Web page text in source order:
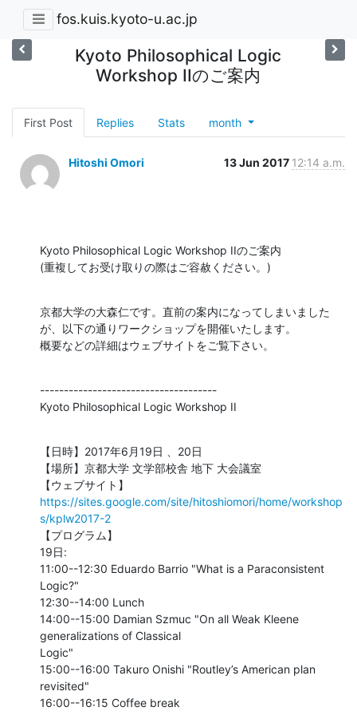
fos.kuis.kyoto-u.ac.jp
Kyoto Philosophical Logic
Workshop IIのご案内
First Post Replies Stats month
Hitoshi Omori 13 Jun 2017 12:14 a.m.
Kyoto Philosophical Logic Workshop IIのご案内
(重複してお受け取りの際はご容赦ください。)
京都大学の大森仁です。直前の案内になってしまいました
が、以下の通りワークショップを開催いたします。
概要などの詳細はウェブサイトをご覧下さい。
-------------------------------------
Kyoto Philosophical Logic Workshop II
【日時】2017年6月19日 、20日
【場所】京都大学 文学部校舎 地下 大会議室
【ウェブサイト】
https://sites.google.com/site/hitoshiomori/home/workshop
s/kplw2017-2
【プログラム】
19日:
11:00--12:30 Eduardo Barrio "What is a Paraconsistent
Logic?"
12:30--14:00 Lunch
14:00--15:00 Damian Szmuc "On all Weak Kleene
generalizations of Classical
Logic"
15:00--16:00 Takuro Onishi "Routley’s American plan
revisited"
16:00--16:15 Coffee break